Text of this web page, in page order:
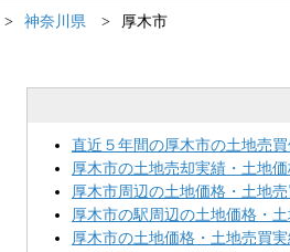
神奈川県 厚木市
直近５年間の厚木市の土地売
厚木市の土地売却実績・土地
厚木市周辺の土地価格・土地
厚木市の駅周辺の土地価格・
厚木市の土地価格・土地売買